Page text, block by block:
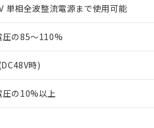
単相全波整流電源まで使用可能
圧の85～110%
時)
圧の10%以上